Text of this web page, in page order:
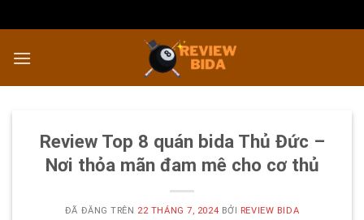
đến
nội
Review Top 8 quán bida Thủ Đức –
Nơi thỏa mãn đam mê cho cơ thủ
ĐÃ ĐĂNG TRÊN 22 THÁNG 7, 2024 BỞI REVIEW BIDA